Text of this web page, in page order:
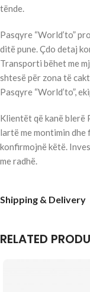
tënde.
Pasqyre “World’to”
ditë pune. Çdo detaj
Transporti bëhet me
shtesë për zona të
Pasqyre “World’to”,
Klientët që kanë blerë
lartë me montimin
konfirmojnë këtë.
me radhë.
Shipping & Delivery
RELATED